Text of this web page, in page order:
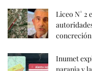
Liceo N° 2
concreción
Inumet